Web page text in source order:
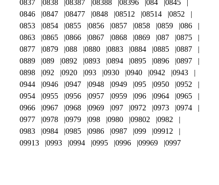
0837
0838 08387 08388 08396 084
0845
0846
0847 08477 0848 08512 08514
0852
0853
0854 0855 0856 0857 0858 0859
086
0863
0865 0866 0867 0868 0869 087
0875
0877
0879 088 0880 0883 0884 0885
0887
0889
089 0892 0893 0894 0895 0896
0897
0898
092 0920 093 0930 0940 0942
0943
0944
0946 0947 0948 0949 095 0950
0952
0954
0955 0956 0957 0959 096 0964
0965
0966
0967 0968 0969 097 0972 0973
0974
0977
0978 0979 098 0980 09802
0982
0983
0984 0985 0986 0987 099
09912
09913
0993 0994 0995 0996 09969 0997